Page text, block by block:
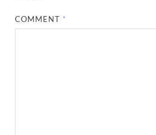
COMMENT *